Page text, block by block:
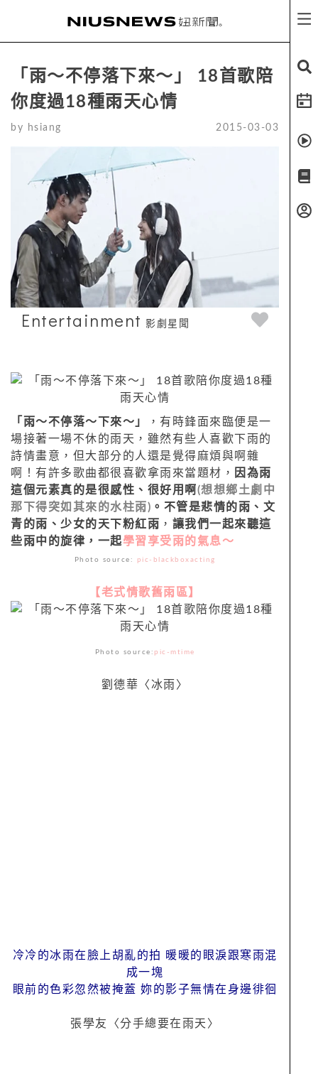
「雨～不停落下來～」 18首歌陪
你度過18種雨天心情
by hsiang 2015-03-03
Entertainment 影劇星聞
「雨～不停落～下來～」
，有時鋒面來臨便是一
場接著一場不休的雨天，雖然有些人喜歡下雨的
詩情畫意，但大部分的人還是覺得麻煩與啊雜
啊！有許多歌曲都很喜歡拿雨來當題材，
因為雨
這個元素真的是很感性、很好用啊 (想想鄉土劇中
那下得突如其來的水柱雨) 。 不管是悲情的雨、文
青的雨、少女的天下粉紅雨 ， 讓我們一起來聽這
些雨中的旋律，一起學習享受雨的氣息～
Photo source: pic-blackboxacting
【老式情歌舊雨區】
Photo source: pic-mtime
劉德華〈冰雨〉
冷冷的冰雨在臉上胡亂的拍 暖暖的眼淚跟寒雨混
成一塊
眼前的色彩忽然被掩蓋 妳的影子無情在身邊徘徊
張學友〈分手總要在雨天〉